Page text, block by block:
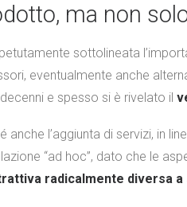
ma non
sottolineata
eventualmente anche
e spesso si è rivelato il
anche l’aggiunta di servizi, in
“ad hoc”, dato che le
radicalmente diversa